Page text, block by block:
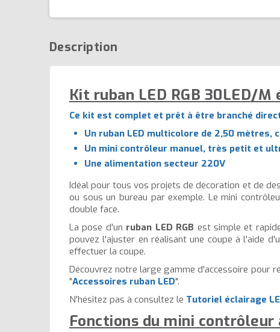
Description
Kit ruban LED RGB 30LED/
Ce kit est complet et prêt à être branché
Un ruban LED multicolore de 2,50 mètres,
Un mini contrôleur manuel, très petit et
Une alimentation secteur 220V
Idéal pour tous vos projets de décoration et de
ou sous un bureau par exemple. Le mini
double face.
La pose d'un ruban LED RGB est simple et
pouvez l'ajuster en réalisant une coupe à l'aide
effectuer la coupe.
Découvrez notre large gamme d'accessoire pour
"Accessoires ruban LED".
N'hésitez pas à consultez le Tutoriel éclairage
Fonctions du mini